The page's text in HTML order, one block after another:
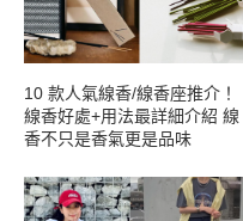
10 款人氣線香/線香座推介！
線香好處+用法最詳細介紹 線
香不只是香氣更是品味